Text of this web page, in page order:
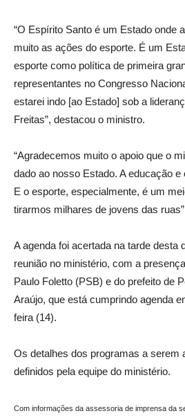
“O Espírito Santo é um Estado onde
muito as ações do esporte. É um
esporte como política de primeira
representantes no Congresso
estarei indo [ao Estado] sob a
Freitas”, destacou o ministro.
“Agradecemos muito o apoio que o
dado ao nosso Estado. A educação
E o esporte, especialmente, é um
tirarmos milhares de jovens das
A agenda foi acertada na tarde desta
reunião no ministério, com a
Paulo Foletto (PSB) e do prefeito de
Araújo, que está cumprindo agenda
feira (14).
Os detalhes dos programas a serem
definidos pela equipe do ministério.
Com informações da assessoria de imprensa da